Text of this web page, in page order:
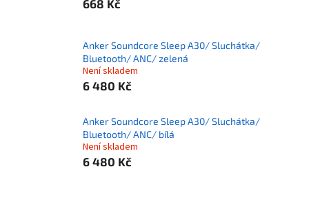
668 Kč
Anker Soundcore Sleep A30/ Sluchátka/
Bluetooth/ ANC/ zelená
Není skladem
6 480 Kč
Anker Soundcore Sleep A30/ Sluchátka/
Bluetooth/ ANC/ bílá
Není skladem
6 480 Kč